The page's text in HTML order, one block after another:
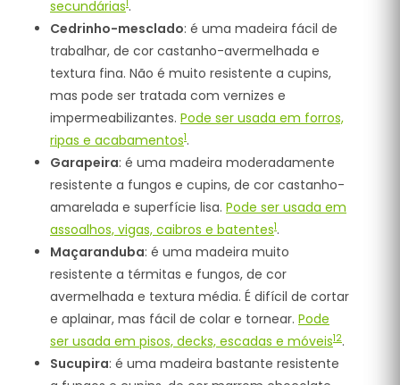
secundárias1.
Cedrinho-mesclado: é uma madeira fácil de
trabalhar, de cor castanho-avermelhada e
textura fina. Não é muito resistente a cupins,
mas pode ser tratada com vernizes e
impermeabilizantes. Pode ser usada em forros,
ripas e acabamentos1.
Garapeira: é uma madeira moderadamente
resistente a fungos e cupins, de cor castanho-
amarelada e superfície lisa. Pode ser usada em
assoalhos, vigas, caibros e batentes1.
Maçaranduba: é uma madeira muito
resistente a térmitas e fungos, de cor
avermelhada e textura média. É difícil de cortar
e aplainar, mas fácil de colar e tornear. Pode
ser usada em pisos, decks, escadas e móveis12.
Sucupira: é uma madeira bastante resistente